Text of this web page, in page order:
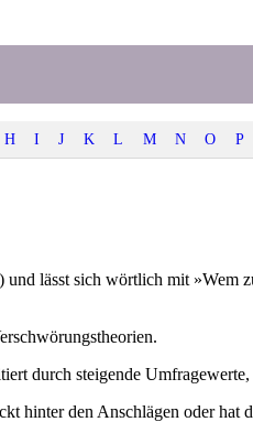
H I J K L M N O P
lässt sich wörtlich mit »Wem
durch steigende
hinter den Anschlägen oder